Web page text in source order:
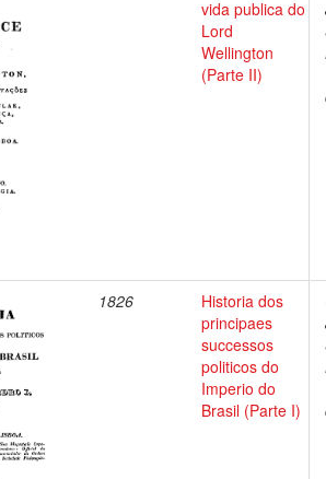
vida publica do
Lord
Wellington
(Parte II)
1826
Historia dos
principaes
successos
politicos do
Imperio do
Brasil (Parte I)